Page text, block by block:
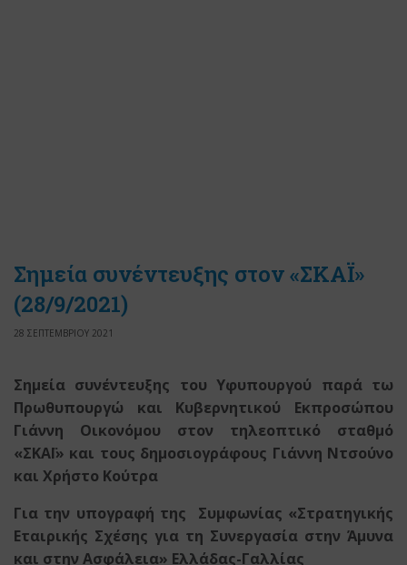
Σημεία συνέντευξης στον «ΣΚΑΪ»
(28/9/2021)
28 ΣΕΠΤΕΜΒΡΙΟΥ 2021
Σημεία συνέντευξης του Υφυπουργού παρά τω
Πρωθυπουργώ και Κυβερνητικού Εκπροσώπου
Γιάννη Οικονόμου στον τηλεοπτικό σταθμό
«ΣΚΑΪ» και τους δημοσιογράφους Γιάννη Ντσούνο
και Χρήστο Κούτρα
Για την υπογραφή της Συμφωνίας «Στρατηγικής
Εταιρικής Σχέσης για τη Συνεργασία στην Άμυνα
και στην Ασφάλεια» Ελλάδας-Γαλλίας